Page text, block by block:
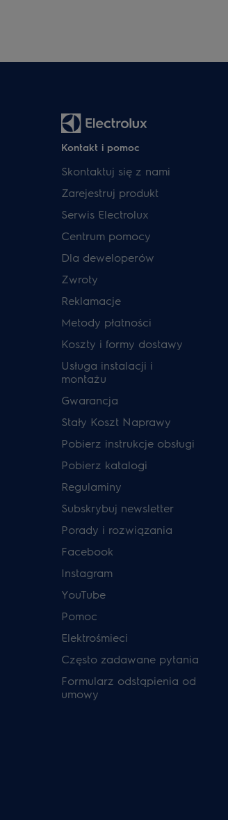
Kontakt i pomoc
Skontaktuj się z nami
Zarejestruj produkt
Serwis Electrolux
Centrum pomocy
Dla deweloperów
Zwroty
Reklamacje
Metody płatności
Koszty i formy dostawy
Usługa instalacji i
montażu
Gwarancja
Stały Koszt Naprawy
Pobierz instrukcje obsługi
Pobierz katalogi
Regulaminy
Subskrybuj newsletter
Porady i rozwiązania
Facebook
Instagram
YouTube
Pomoc
Elektrośmieci
Często zadawane pytania
Formularz odstąpienia od
umowy